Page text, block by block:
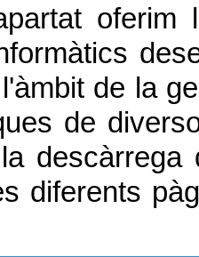
oferim
de la
de
diferents